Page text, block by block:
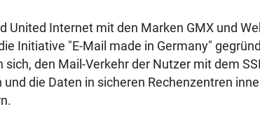
United Internet mit den Marken GMX und
Initiative "E-Mail made in Germany"
den Mail-Verkehr der Nutzer mit dem
die Daten in sicheren Rechenzentren